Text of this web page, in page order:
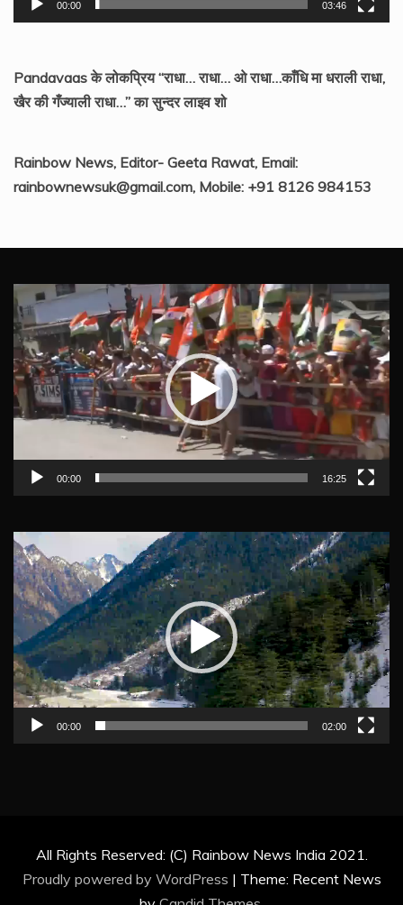
00:00 03:46
Pandavaas के लोकप्रिय “राधा… राधा… ओ राधा…काँधि मा धराली राधा,
खैर की गँज्याली राधा…” का सुन्दर लाइव शो
Rainbow News, Editor- Geeta Rawat, Email:
rainbownewsuk@gmail.com, Mobile: +91 8126 984153
Video
Player
00:00 16:25
Video
Player
00:00 02:00
All Rights Reserved: (C) Rainbow News India 2021.
Proudly powered by WordPress | Theme: Recent News